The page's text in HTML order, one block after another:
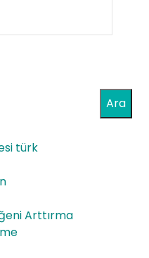
ven
Veri
ler
Ara
türk
Arttırma